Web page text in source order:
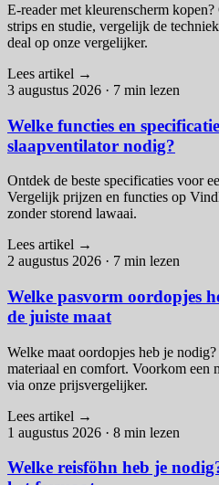
E-reader met kleurenscherm
strips en studie, vergelijk de
deal op onze vergelijker.
Lees artikel →
3 augustus 2026 · 7 min lezen
Welke functies en
slaapventilator nodig?
Ontdek de beste specificaties voor
Vergelijk prijzen en functies op
zonder storend lawaai.
Lees artikel →
2 augustus 2026 · 7 min lezen
Welke pasvorm oordopjes
de juiste maat
Welke maat oordopjes heb je
materiaal en comfort. Voorkom een
via onze prijsvergelijker.
Lees artikel →
1 augustus 2026 · 8 min lezen
Welke reisföhn heb je